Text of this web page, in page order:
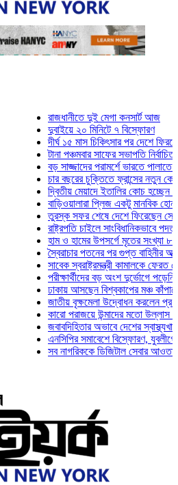
রাজধানীতে দুই মেগা কনসার্ট আজ
দুবাইয়ে ২০ মিনিটে ৭ বিস্ফোরণ
দীর্ঘ ১৫ মাস চিকিৎসার পর দেশে ফিরলেন
টানা পঞ্চমবার সাফের সভাপতি নির্বাচিত কাজী
বড় সাজ্জাদের পরামর্শে ভারতে পালাতে
চার বছরের চুক্তিতে ফ্রান্সের নতুন কোচ
দ্বিতীয় মেয়াদে ইতালির কোচ হচ্ছেন মানচিনি
বাড়িওয়ালারা প্লিজ একটু মানবিক হোন: মনিরা
তুরস্ক সফর শেষে দেশে ফিরেছেন
রাষ্ট্রপতি চাইলে সাংবিধানিকভাবে পদত্যাগ
হাম ও হামের উপসর্গে মৃতের সংখ্যা ৮০০
স্বৈরাচার পতনের পর গুপ্ত বাহিনীর
সাবেক স্বরাষ্ট্রমন্ত্রী কামালকে ফেরত চেয়ে
পরীক্ষার্থীদের বড় অংশ দুর্ভোগে পড়েনি: ড.
ঢাকায় আসছেন বিশ্বকাপের মঞ্চ কাঁপানো সেই
জাতীয় বৃক্ষমেলা উদ্বোধন করলেন প্রধানমন্ত্রী
কারো পরাজয়ে উন্মাদের মতো উল্লাস করতে
জবাবদিহিতার অভাবে দেশের স্বাস্থ্যখাত
এনসিপির সমাবেশে বিস্ফোরণ, যুবলীগের দুই
সব নাগরিককে ডিজিটাল সেবার আওতায়